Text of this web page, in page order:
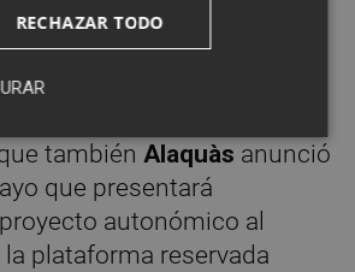
estación o el futuro
Virgen de los
el polideportivo municipal.
también Alaquàs anunció
que presentará
autonómico al
plataforma reservada
RECHAZAR TODO